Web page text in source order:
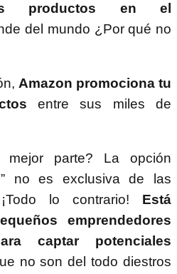
productos en el
del mundo ¿Por qué no
Amazon promociona tu
entre sus miles de
parte? La opción
no es exclusiva de las
lo contrario! Está
emprendedores
captar potenciales
no son del todo diestros